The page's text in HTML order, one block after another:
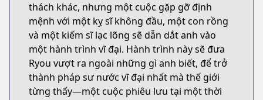
thách khác, nhưng một cuộc gặp gỡ định
mệnh với một kỵ sĩ không đầu, một con rồng
và một kiếm sĩ lạc lõng sẽ dẫn dắt anh vào
một hành trình vĩ đại. Hành trình này sẽ đưa
Ryou vượt ra ngoài những gì anh biết, để trở
thành pháp sư nước vĩ đại nhất mà thế giới
từng thấy—một cuộc phiêu lưu tại một thời